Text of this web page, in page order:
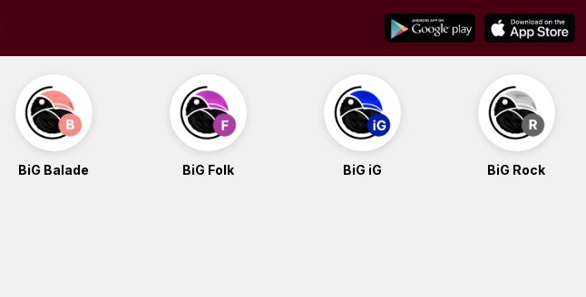
BiG Balade BiG Folk BiG iG BiG Rock